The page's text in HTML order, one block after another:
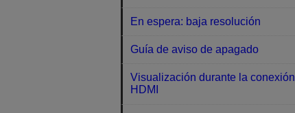
En espera: baja resolución
Guía de aviso de apagado
Visualización durante la conexión
HDMI